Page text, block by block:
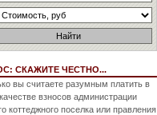
СКАЖИТЕ ЧЕСТНО...
вы считаете разумным платить в
взносов администрации
коттеджного поселка или правления